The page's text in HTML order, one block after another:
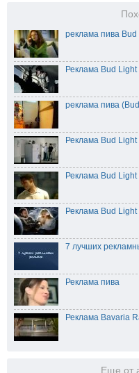
реклама пива Bud
Реклама Bud Light
реклама пива
Реклама Bud Light
Реклама Bud Light
Реклама Bud Light
7 лучших
Реклама пива
Реклама Bavaria
Еще от